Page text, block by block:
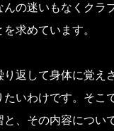
んの迷いもなくクラ
求めています。
り返して身体に覚え
たいわけです。そこ
、その内容につい